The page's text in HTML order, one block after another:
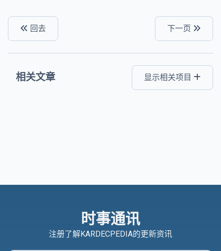
回去 下一页
相关文章 显示相关项目
时事通讯
注册了解KARDECPEDIA的更新资讯